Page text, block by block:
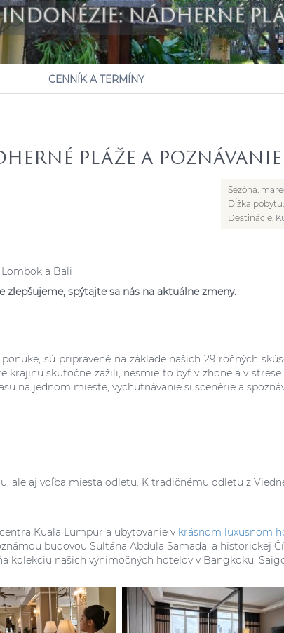
NÁDHERNÉ
CENNÍK A TERMÍNY
PLÁŽE A POZNÁVANIE
Sezóna:
Dĺžka pobytu:
Destinácie:
a Bali
spýtajte sa nás na aktuálne zmeny.
sú pripravené na základe našich 29 ročných
krajinu skutočne zažili, nesmie to byť v zhone a v
na jednom mieste, vychutnávanie si scenérie a
ale aj voľba miesta odletu. K tradičnému odletu z
Kuala Lumpur a ubytovanie v krásnom luxusnom
budovou Sultána Abdula Samada, a historickej
kolekciu našich výnimočných hotelov v Bangkoku,